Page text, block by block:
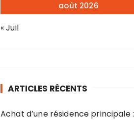
août 2026
« Juil
ARTICLES RÉCENTS
Achat d’une résidence principale :